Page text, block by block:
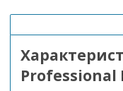
Professional